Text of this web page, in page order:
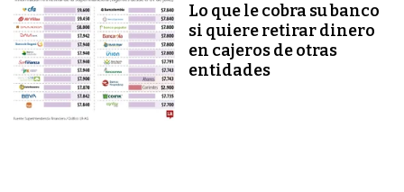
Lo que le cobra su banco
si quiere retirar dinero
en cajeros de otras
entidades